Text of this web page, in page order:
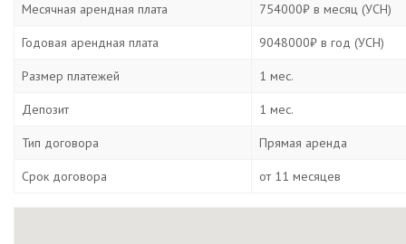
Месячная арендная плата 754000₽ в месяц (УСН)
Годовая арендная плата 9048000₽ в год (УСН)
Размер платежей 1 мес.
Депозит 1 мес.
Тип договора Прямая аренда
Срок договора от 11 месяцев